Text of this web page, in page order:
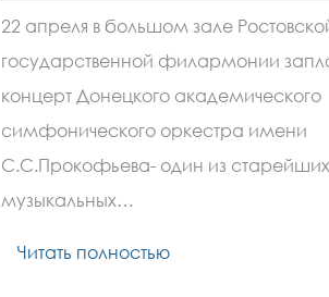
22 апреля в большом зале
государственной филармонии
концерт Донецкого академического
симфонического оркестра имени
С.С.Прокофьева- один из старейших
музыкальных…
Читать полностью